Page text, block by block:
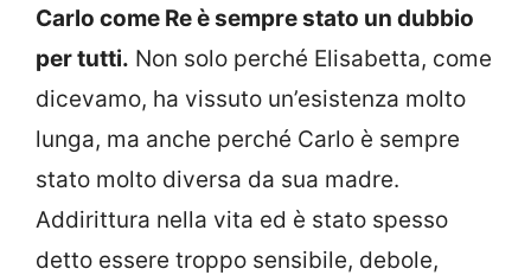
Carlo come Re è sempre stato un dubbio
per tutti. Non solo perché Elisabetta, come
dicevamo, ha vissuto un’esistenza molto
lunga, ma anche perché Carlo è sempre
stato molto diversa da sua madre.
Addirittura nella vita ed è stato spesso
detto essere troppo sensibile, debole,